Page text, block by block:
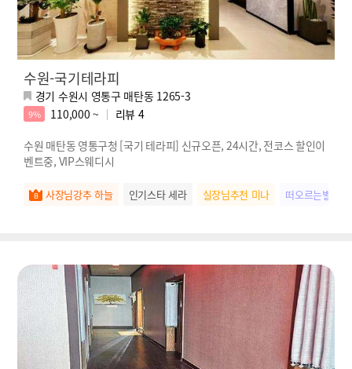
수원-국기테라피
경기 수원시 영통구 매탄동 1265-3
9% 110,000 ~ 리뷰 4
수원 매탄동 영통구청 [국기 테라피] 신규오픈, 24시간, 전코스 할인이
벤트중, VIP스웨디시
사장님강추 하늘 인기스타 세라 실장님추천 미나 떠오르는별 나린